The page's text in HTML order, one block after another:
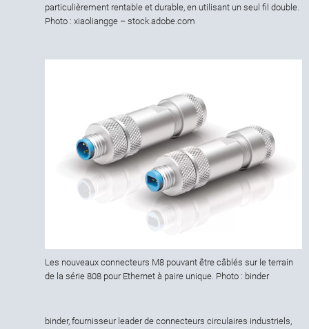
particulièrement rentable et durable, en utilisant un seul fil double.
Photo : xiaoliangge – stock.adobe.com
Les nouveaux connecteurs M8 pouvant être câblés sur le terrain
de la série 808 pour Ethernet à paire unique. Photo : binder
binder, fournisseur leader de connecteurs circulaires industriels,